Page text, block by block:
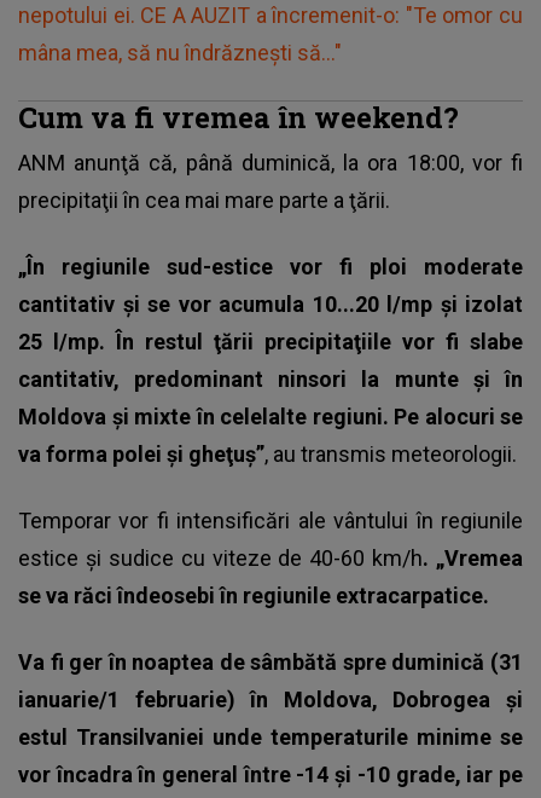
nepotului ei. CE A AUZIT a încremenit-o: "Te omor cu
mâna mea, să nu îndrăznești să..."
Cum va fi vremea în weekend?
ANM anunţă că, până duminică, la ora 18:00, vor fi
precipitaţii în cea mai mare parte a ţării.
„În regiunile sud-estice vor fi ploi moderate
cantitativ şi se vor acumula 10...20 l/mp şi izolat
25 l/mp. În restul ţării precipitaţiile vor fi slabe
cantitativ, predominant ninsori la munte şi în
Moldova şi mixte în celelalte regiuni. Pe alocuri se
va forma polei şi gheţuş”, au transmis meteorologii.
Temporar vor fi intensificări ale vântului în regiunile
estice şi sudice cu viteze de 40-60 km/h. „Vremea
se va răci îndeosebi în regiunile extracarpatice.
Va fi ger în noaptea de sâmbătă spre duminică (31
ianuarie/1 februarie) în Moldova, Dobrogea şi
estul Transilvaniei unde temperaturile minime se
vor încadra în general între -14 şi -10 grade, iar pe